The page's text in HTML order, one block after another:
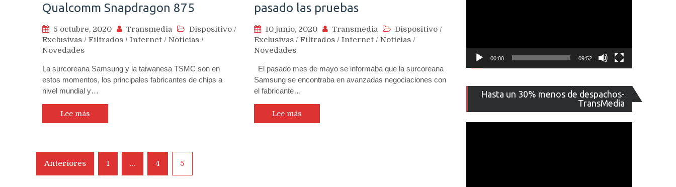
Qualcomm Snapdragon 875
5 octubre, 2020 Transmedia Dispositivo /
Exclusivas / Filtrados / Internet / Noticias /
Novedades
La surcoreana Samsung y la taiwanesa TSMC son en
estos momentos, los principales fabricantes de chips a
nivel mundial y…
Lee más
pasado las pruebas
10 junio, 2020 Transmedia Dispositivo /
Exclusivas / Filtrados / Internet / Noticias /
Novedades
El pasado mes de mayo se informaba que la surcoreana
Samsung se encontraba en avanzadas negociaciones con
el fabricante…
Lee más
Navegación
de
Anteriores 1 … 4 5
00:00 09:52
Hasta un 30% menos de despachos-
TransMedia
de
vídeo